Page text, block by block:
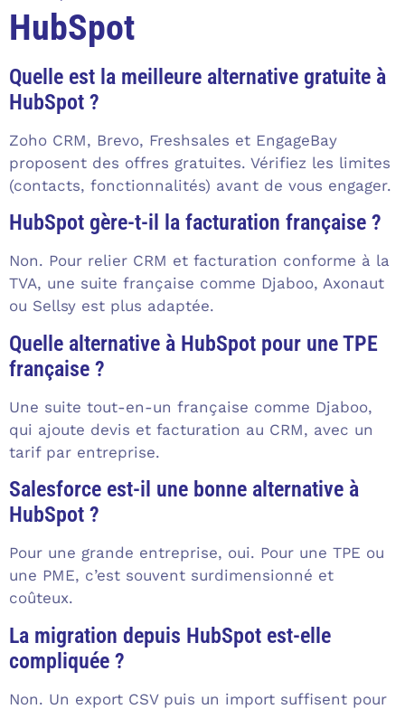
HubSpot
Quelle est la meilleure alternative gratuite à
HubSpot ?
Zoho CRM, Brevo, Freshsales et EngageBay
proposent des offres gratuites. Vérifiez les limites
(contacts, fonctionnalités) avant de vous engager.
HubSpot gère-t-il la facturation française ?
Non. Pour relier CRM et facturation conforme à la
TVA, une suite française comme Djaboo, Axonaut
ou Sellsy est plus adaptée.
Quelle alternative à HubSpot pour une TPE
française ?
Une suite tout-en-un française comme Djaboo,
qui ajoute devis et facturation au CRM, avec un
tarif par entreprise.
Salesforce est-il une bonne alternative à
HubSpot ?
Pour une grande entreprise, oui. Pour une TPE ou
une PME, c’est souvent surdimensionné et
coûteux.
La migration depuis HubSpot est-elle
compliquée ?
Non. Un export CSV puis un import suffisent pour